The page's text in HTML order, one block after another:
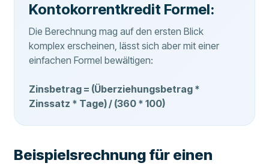
Kontokorrentkredit Formel:
Die Berechnung mag auf den ersten Blick
komplex erscheinen, lässt sich aber mit einer
einfachen Formel bewältigen:
Zinsbetrag = (Überziehungsbetrag *
Zinssatz * Tage) / (360 * 100)
Beispielsrechnung für einen